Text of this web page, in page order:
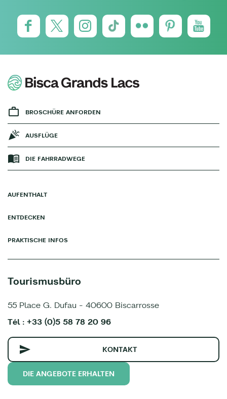
BROSCHÜRE ANFORDEN
AUSFLÜGE
DIE FAHRRADWEGE
AUFENTHALT
ENTDECKEN
PRAKTISCHE INFOS
Tourismusbüro
55 Place G. Dufau - 40600 Biscarrosse
Tél : +33 (0)5 58 78 20 96
KONTAKT
DIE ANGEBOTE ERHALTEN